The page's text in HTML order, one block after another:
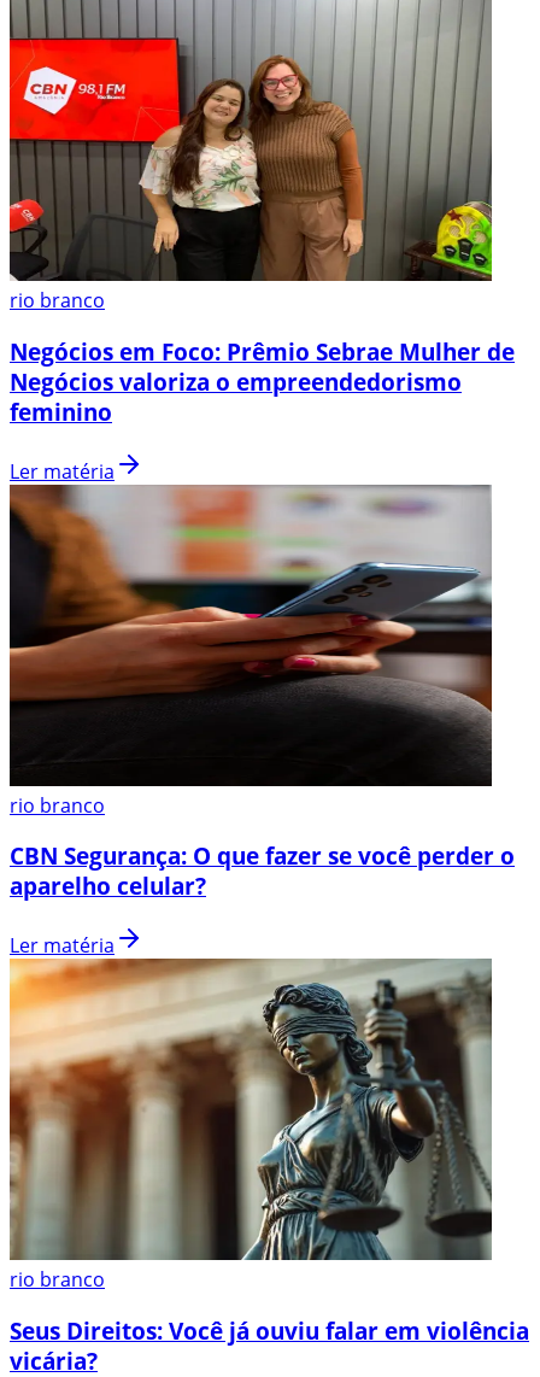
rio branco
Negócios em Foco: Prêmio Sebrae Mulher de
Negócios valoriza o empreendedorismo
feminino
Ler matéria
rio branco
CBN Segurança: O que fazer se você perder o
aparelho celular?
Ler matéria
rio branco
Seus Direitos: Você já ouviu falar em violência
vicária?